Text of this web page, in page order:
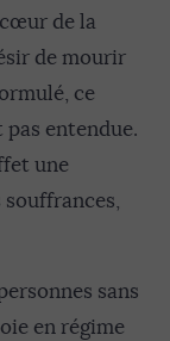
de la
de mourir
ce
pas entendue.
une
sans
en régime